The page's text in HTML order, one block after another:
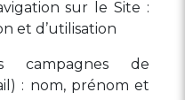
sur le Site :
et d’utilisation
campagnes de
: nom, prénom et